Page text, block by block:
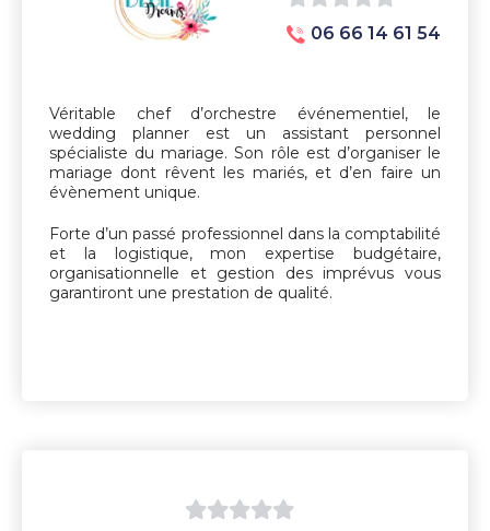
0
06 66 14 61 54
Véritable chef d’orchestre événementiel, le
wedding planner est un assistant personnel
spécialiste du mariage. Son rôle est d’organiser le
mariage dont rêvent les mariés, et d’en faire un
évènement unique.
Forte d’un passé professionnel dans la comptabilité
et la logistique, mon expertise budgétaire,
organisationnelle et gestion des imprévus vous
garantiront une prestation de qualité.